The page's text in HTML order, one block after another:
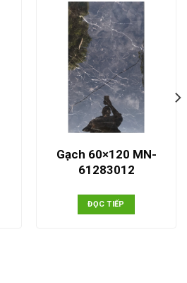
Gạch 60×120 MN-
61283012
ĐỌC TIẾP